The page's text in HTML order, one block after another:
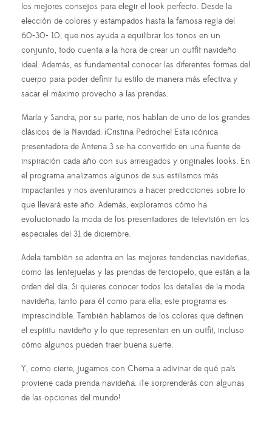
los mejores consejos para elegir el look perfecto. Desde la
elección de colores y estampados hasta la famosa regla del
60-30- 10, que nos ayuda a equilibrar los tonos en un
conjunto, todo cuenta a la hora de crear un outfit navideño
ideal. Además, es fundamental conocer las diferentes formas del
cuerpo para poder definir tu estilo de manera más efectiva y
sacar el máximo provecho a las prendas.
María y Sandra, por su parte, nos hablan de uno de los grandes
clásicos de la Navidad: ¡Cristina Pedroche! Esta icónica
presentadora de Antena 3 se ha convertido en una fuente de
inspiración cada año con sus arriesgados y originales looks. En
el programa analizamos algunos de sus estilismos más
impactantes y nos aventuramos a hacer predicciones sobre lo
que llevará este año. Además, exploramos cómo ha
evolucionado la moda de los presentadores de televisión en los
especiales del 31 de diciembre.
Adela también se adentra en las mejores tendencias navideñas,
como las lentejuelas y las prendas de terciopelo, que están a la
orden del día. Si quieres conocer todos los detalles de la moda
navideña, tanto para él como para ella, este programa es
imprescindible. También hablamos de los colores que definen
el espíritu navideño y lo que representan en un outfit, incluso
cómo algunos pueden traer buena suerte.
Y, como cierre, jugamos con Chema a adivinar de qué país
proviene cada prenda navideña. ¡Te sorprenderás con algunas
de las opciones del mundo!